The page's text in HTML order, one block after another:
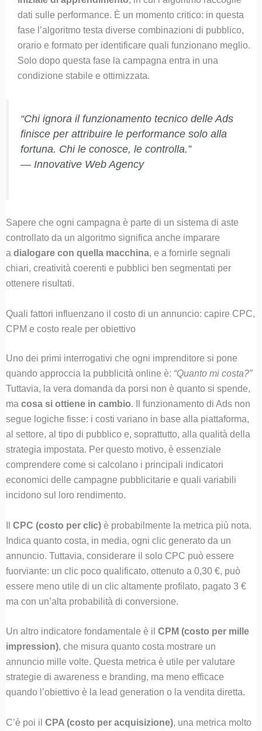
dati sulle performance. È un momento critico: in questa
fase l’algoritmo testa diverse combinazioni di pubblico,
orario e formato per identificare quali funzionano meglio.
Solo dopo questa fase la campagna entra in una
condizione stabile e ottimizzata.
“Chi ignora il funzionamento tecnico delle Ads
finisce per attribuire le performance solo alla
fortuna. Chi le conosce, le controlla.”
— Innovative Web Agency
Sapere che ogni campagna è parte di un sistema di aste
controllato da un algoritmo significa anche imparare
a dialogare con quella macchina, e a fornirle segnali
chiari, creatività coerenti e pubblici ben segmentati per
ottenere risultati.
Quali fattori influenzano il costo di un annuncio: capire CPC,
CPM e costo reale per obiettivo
Uno dei primi interrogativi che ogni imprenditore si pone
quando approccia la pubblicità online è: “Quanto mi costa?”
Tuttavia, la vera domanda da porsi non è quanto si spende,
ma cosa si ottiene in cambio. Il funzionamento di Ads non
segue logiche fisse: i costi variano in base alla piattaforma,
al settore, al tipo di pubblico e, soprattutto, alla qualità della
strategia impostata. Per questo motivo, è essenziale
comprendere come si calcolano i principali indicatori
economici delle campagne pubblicitarie e quali variabili
incidono sul loro rendimento.
CPC (costo per clic)è probabilmente la metrica più nota.
Indica quanto costa, in media, ogni clic generato da un
annuncio. Tuttavia, considerare il solo CPC può essere
fuorviante: un clic poco qualificato, ottenuto a 0,30 €, può
essere meno utile di un clic altamente profilato, pagato 3 €
ma con un’alta probabilità di conversione.
Un altro indicatore fondamentale è il CPM (costo per mille
impression), che misura quanto costa mostrare un
annuncio mille volte. Questa metrica è utile per valutare
strategie di awareness e branding, ma meno efficace
quando l’obiettivo è la lead generation o la vendita diretta.
C’è poi il CPA (costo per acquisizione), una metrica molto